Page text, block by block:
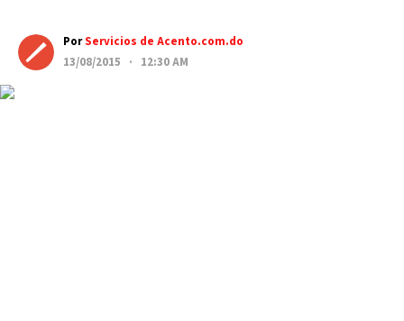
PorServicios de Acento.com.do
13/08/2015 · 12:30 AM